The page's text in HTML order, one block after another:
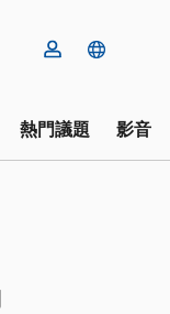
熱門議題 影音